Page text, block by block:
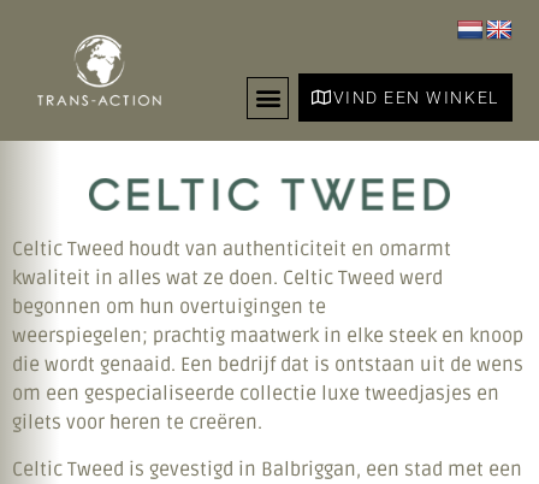
VIND EEN WINKEL
Celtic Tweed houdt van authenticiteit en omarmt
kwaliteit in alles wat ze doen. Celtic Tweed werd
begonnen om hun overtuigingen te
weerspiegelen; prachtig maatwerk in elke steek en knoop
die wordt genaaid. Een bedrijf dat is ontstaan ​​uit de wens
om een ​​gespecialiseerde collectie luxe tweedjasjes en
gilets voor heren te creëren.
Celtic Tweed is gevestigd in Balbriggan, een stad met een